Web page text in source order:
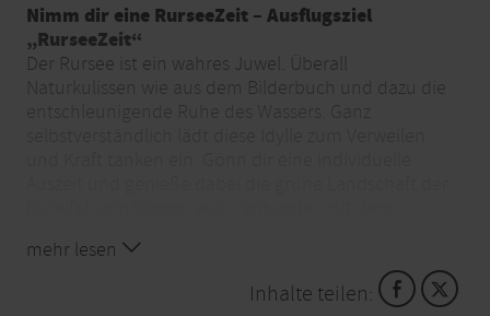
Nimm dir eine RurseeZeit – Ausflugsziel
„RurseeZeit“
Der Rursee ist ein wahres Juwel. Überall
Naturkulissen wie aus dem Bilderbuch und dazu die
RurseeZeit in Schwammenauel findest du alles, was
du für dein Rursee-Erlebnis benötigst.
mehr lesen
Inhalte teilen: